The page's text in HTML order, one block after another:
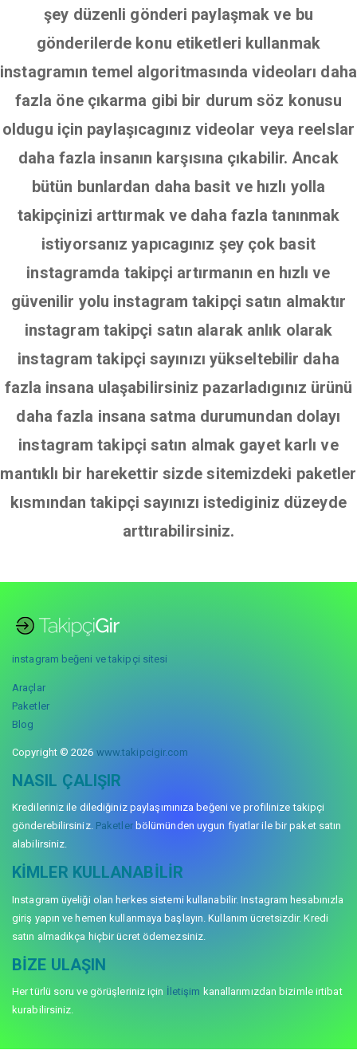
şey düzenli gönderi paylaşmak ve bu
gönderilerde konu etiketleri kullanmak
instagramın temel algoritmasında videoları daha
fazla öne çıkarma gibi bir durum söz konusu
oldugu için paylaşıcagınız videolar veya reelslar
daha fazla insanın karşısına çıkabilir. Ancak
bütün bunlardan daha basit ve hızlı yolla
takipçinizi arttırmak ve daha fazla tanınmak
istiyorsanız yapıcagınız şey çok basit
instagramda takipçi artırmanın en hızlı ve
güvenilir yolu instagram takipçi satın almaktır
instagram takipçi satın alarak anlık olarak
instagram takipçi sayınızı yükseltebilir daha
fazla insana ulaşabilirsiniz pazarladıgınız ürünü
daha fazla insana satma durumundan dolayı
instagram takipçi satın almak gayet karlı ve
mantıklı bir harekettir sizde sitemizdeki paketler
kısmından takipçi sayınızı istediginiz düzeyde
arttırabilirsiniz.
instagram beğeni ve takipçi sitesi
Araçlar
Paketler
Blog
Copyright © 2026 www.takipcigir.com
NASIL ÇALIŞIR
Kredileriniz ile dilediğiniz paylaşımınıza beğeni ve profilinize takipçi
gönderebilirsiniz. Paketlerbölümünden uygun fiyatlar ile bir paket satın
alabilirsiniz.
KIMLER KULLANABILIR
Instagram üyeliği olan herkes sistemi kullanabilir. Instagram hesabınızla
giriş yapın ve hemen kullanmaya başlayın. Kullanım ücretsizdir. Kredi
satın almadıkça hiçbir ücret ödemezsiniz.
BIZE ULAŞIN
Her türlü soru ve görüşleriniz için İletişim kanallarımızdan bizimle irtibat
kurabilirsiniz.